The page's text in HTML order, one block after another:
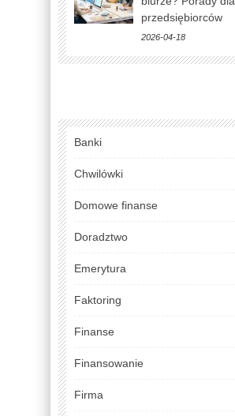
przedsiębiorców
2026-04-18
Banki
Chwilówki
Domowe finanse
Doradztwo
Emerytura
Faktoring
Finanse
Finansowanie
Firma